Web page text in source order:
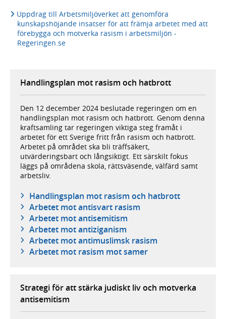
Uppdrag till Arbetsmiljöverket att genomföra
kunskapshöjande insatser för att främja arbetet med att
förebygga och motverka rasism i arbetsmiljön -
Regeringen.se
Handlingsplan mot rasism och hatbrott
Den 12 december 2024 beslutade regeringen om en
handlingsplan mot rasism och hatbrott. Genom denna
kraftsamling tar regeringen viktiga steg framåt i
arbetet för ett Sverige fritt från rasism och hatbrott.
Arbetet på området ska bli träffsäkert,
utvärderingsbart och långsiktigt. Ett särskilt fokus
läggs på områdena skola, rättsväsende, välfärd samt
arbetsliv.
Handlingsplan mot rasism och hatbrott
Arbetet mot antisvart rasism
Arbetet mot antisemitism
Arbetet mot antiziganism
Arbetet mot antimuslimsk rasism
Arbetet mot rasism mot samer
Strategi för att stärka judiskt liv och motverka
antisemitism